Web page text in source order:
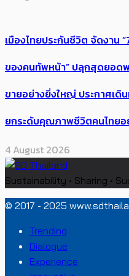
เมืองไทยประกันชีวิต จัดงาน
ของคนทัพหน้า” ปลุกสุดยอด
ขายอย่างยิ่งใหญ่ ประกาศเดิ
ยกระดับคุณภาพชีวิตคนไทยอ
4 August 2026
Sustainability • Sharing •
© 2017 - 2025
Trending
Dialogue
Experience